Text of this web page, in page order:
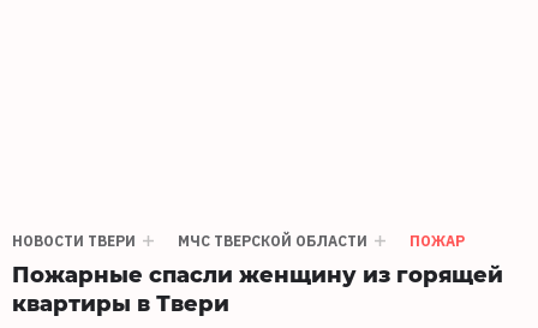
НОВОСТИ ТВЕРИ МЧС ТВЕРСКОЙ ОБЛАСТИ ПОЖАР
Пожарные спасли женщину из горящей
квартиры в Твери